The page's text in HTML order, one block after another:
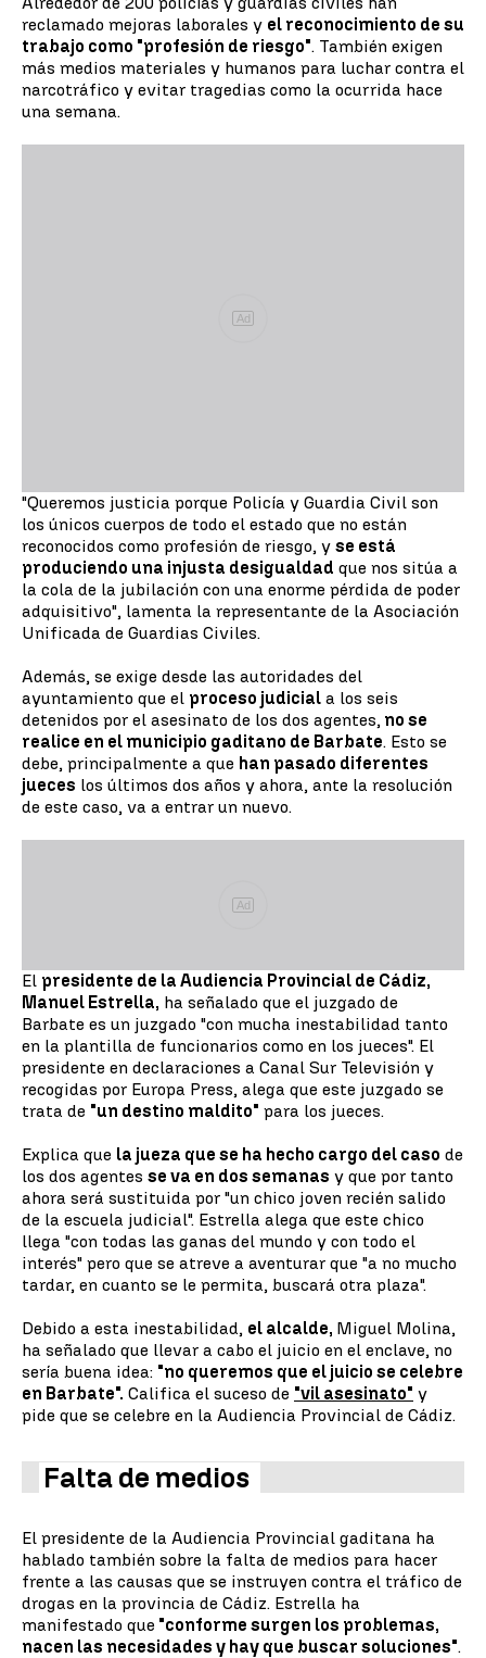
reclamado mejoras laborales y el reconocimiento de su
trabajo como "profesión de riesgo". También exigen
más medios materiales y humanos para luchar contra el
narcotráfico y evitar tragedias como la ocurrida hace
una semana.
Ad
"Queremos justicia porque Policía y Guardia Civil son
los únicos cuerpos de todo el estado que no están
reconocidos como profesión de riesgo, y se está
produciendo una injusta desigualdad que nos sitúa a
la cola de la jubilación con una enorme pérdida de poder
adquisitivo", lamenta la representante de la Asociación
Unificada de Guardias Civiles.
Además, se exige desde las autoridades del
ayuntamiento que el proceso judicial a los seis
detenidos por el asesinato de los dos agentes, no se
realice en el municipio gaditano de Barbate. Esto se
debe, principalmente a que han pasado diferentes
jueces los últimos dos años y ahora, ante la resolución
de este caso, va a entrar un nuevo.
Ad
El presidente de la Audiencia Provincial de Cádiz,
Manuel Estrella, ha señalado que el juzgado de
Barbate es un juzgado "con mucha inestabilidad tanto
en la plantilla de funcionarios como en los jueces". El
presidente en declaraciones a Canal Sur Televisión y
recogidas por Europa Press, alega que este juzgado se
trata de "un destino maldito" para los jueces.
Explica que la jueza que se ha hecho cargo del caso de
los dos agentes se va en dos semanas y que por tanto
ahora será sustituida por "un chico joven recién salido
de la escuela judicial". Estrella alega que este chico
llega "con todas las ganas del mundo y con todo el
interés" pero que se atreve a aventurar que "a no mucho
tardar, en cuanto se le permita, buscará otra plaza".
Debido a esta inestabilidad, el alcalde, Miguel Molina,
ha señalado que llevar a cabo el juicio en el enclave, no
sería buena idea: "no queremos que el juicio se celebre
en Barbate". Califica el suceso de "vil asesinato" y
pide que se celebre en la Audiencia Provincial de Cádiz.
Falta de medios
El presidente de la Audiencia Provincial gaditana ha
hablado también sobre la falta de medios para hacer
frente a las causas que se instruyen contra el tráfico de
drogas en la provincia de Cádiz. Estrella ha
manifestado que "conforme surgen los problemas,
nacen las necesidades y hay que buscar soluciones".